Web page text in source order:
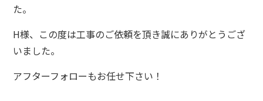
た。
H様、この度は工事のご依頼を頂き誠にありがとうござ
いました。
アフターフォローもお任せ下さい！